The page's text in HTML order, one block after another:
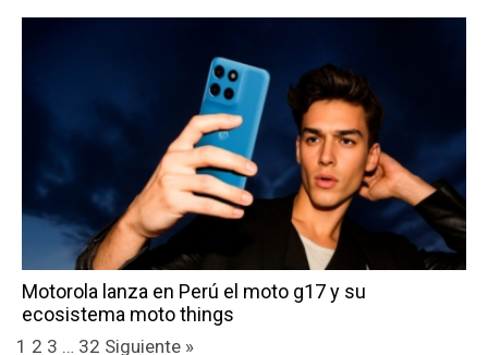
Motorola lanza en Perú el moto g17 y su
ecosistema moto things
1 2 3 … 32 Siguiente »